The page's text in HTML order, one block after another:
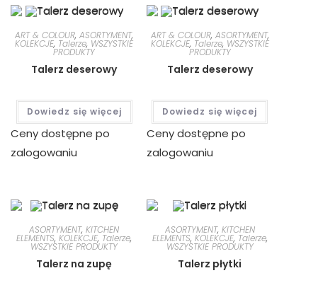
ART & COLOUR,ASORTYMENT,
KOLEKCJE, Talerze, WSZYSTKIE
PRODUKTY
Talerz deserowy
Dowiedz się więcej
Ceny dostępne po
zalogowaniu
ART & COLOUR, ASORTYMENT,
KOLEKCJE, Talerze, WSZYSTKIE
PRODUKTY
Talerz deserowy
Dowiedz się więcej
Ceny dostępne po
zalogowaniu
ASORTYMENT,KITCHEN
ELEMENTS,KOLEKCJE, Talerze,
WSZYSTKIE PRODUKTY
Talerz na zupę
ASORTYMENT, KITCHEN
ELEMENTS, KOLEKCJE, Talerze,
WSZYSTKIE PRODUKTY
Talerz płytki